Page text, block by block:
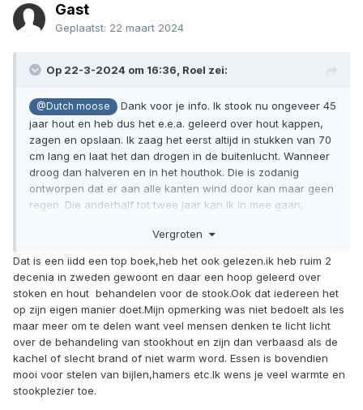
Gast
Geplaatst: 22 maart 2024
Op 22-3-2024 om 16:36, Roel zei:
@Dutch moose
Dank voor je info. Ik stook nu ongeveer 45
jaar hout en heb dus het e.e.a. geleerd over hout kappen,
zagen en opslaan. Ik zaag het eerst altijd in stukken van 70
cm lang en laat het dan drogen in de buitenlucht. Wanneer
droog dan halveren en in het houthok. Die is zodanig
ontworpen dat er aan alle kanten wind door kan maar geen
regen. Die anderhalf tot twee jaar kan ik in mee gaan,
aan een jaartje al genoeg. Worden dus ook mooi apart
heb gelezen over hout is trouwens "de man en het hout"
van Lars Mytting, werkelijk kostelijk leesvoer.🖕
Vergroten
Dat is een iidd een top boek,heb het ook gelezen.ik heb ruim 2
decenia in zweden gewoont en daar een hoop geleerd over
stoken en hout behandelen voor de stook.Ook dat iedereen het
op zijn eigen manier doet.Mijn opmerking was niet bedoelt als les
maar meer om te delen want veel mensen denken te licht licht
over de behandeling van stookhout en zijn dan verbaasd als de
kachel of slecht brand of niet warm word. Essen is bovendien
mooi voor stelen van bijlen,hamers etc.Ik wens je veel warmte en
stookplezier toe.